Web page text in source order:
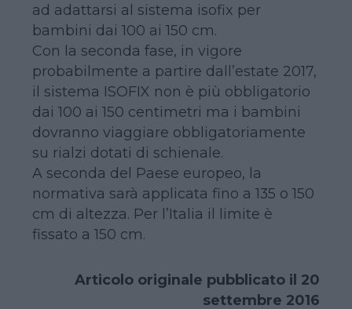
ad adattarsi al sistema isofix per
bambini dai 100 ai 150 cm.
Con la seconda fase, in vigore
probabilmente a partire dall’estate 2017,
il sistema ISOFIX non è più obbligatorio
dai 100 ai 150 centimetri ma i bambini
dovranno viaggiare obbligatoriamente
su rialzi dotati di schienale.
A seconda del Paese europeo, la
normativa sarà applicata fino a 135 o 150
cm di altezza. Per l’Italia il limite è
fissato a 150 cm.
Articolo originale pubblicato il 20
settembre 2016